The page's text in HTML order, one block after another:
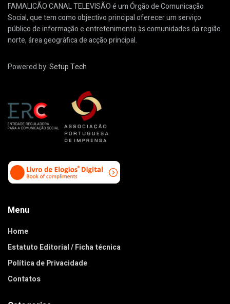
FAMALICÃO CANAL TELEVISÃO é um Órgão de Comunicação
Social, que tem como objectivo principal oferecer um serviço
público de informação e entretenimento às comunidades da região
norte, área geográfica de acção principal.
Powered by:Setup Tech
Menu
Home
Estatuto Editorial / Ficha técnica
Política de Privacidade
Contatos